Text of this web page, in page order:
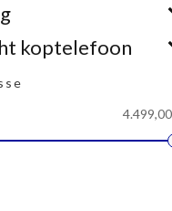
koptelefoon